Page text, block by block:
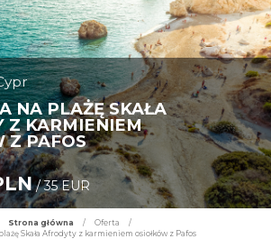
NA PLAŻĘ SKAŁA
Z KARMIENIEM
Z PAFOS
/ 35 EUR
Strona główna / Oferta
/
Skała Afrodyty z karmieniem osiołków z Pafos